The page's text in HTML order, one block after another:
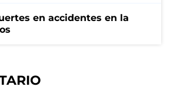
en accidentes en la